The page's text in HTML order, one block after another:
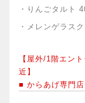
・りんごタルト
・メレンゲラス
【屋外/1階エン
近】
■ からあげ専門